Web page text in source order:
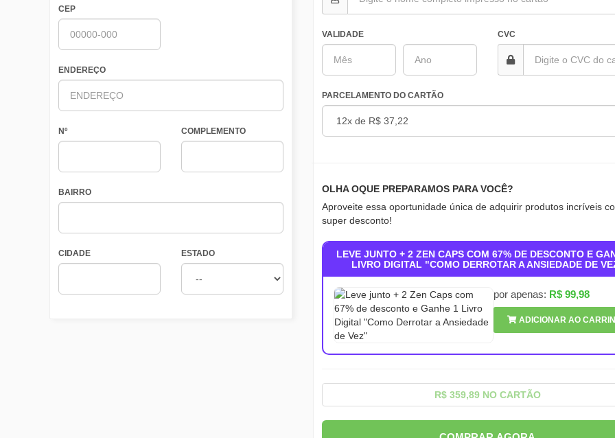
CEP
ENDEREÇO
Nº COMPLEMENTO
BAIRRO
CIDADE ESTADO
VALIDADE CVC
PARCELAMENTO DO CARTÃO
OLHA OQUE PREPARAMOS PARA VOCÊ?
Aproveite essa oportunidade única de adquirir produtos incríveis
super desconto!
LEVE JUNTO + 2 ZEN CAPS COM 67% DE DESCONTO E
LIVRO DIGITAL "COMO DERROTAR A ANSIEDADE DE
por apenas: R$ 99,98
ADICIONAR AO
R$ 359,89 NO CARTÃO